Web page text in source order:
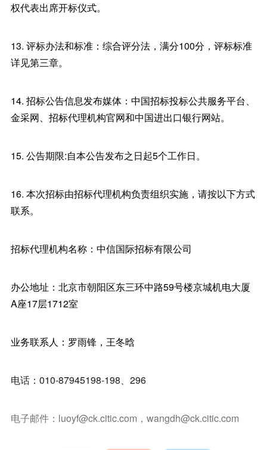
权代表出席开标仪式。
13. 评标办法和标准：综合评分法，满分100分，评标标准
详见第三章。
14. 招标公告信息发布媒体：中国招标投标公共服务平台、
金采网、招标代理机构官网和中国进出口银行网站。
15. 公告期限:自本公告发布之日起5个工作日。
16. 本次招标由招标代理机构负责组织实施，请按以下方式
联系。
招标代理机构名称：中信国际招标有限公司
办公地址：北京市朝阳区东三环中路59号楼京城机电大厦
A座17层1712室
业务联系人：罗雨锋，王冬晗
电话：010-87945198-198、296
电子邮件：luoyf@ck.citic.com，wangdh@ck.citic.com